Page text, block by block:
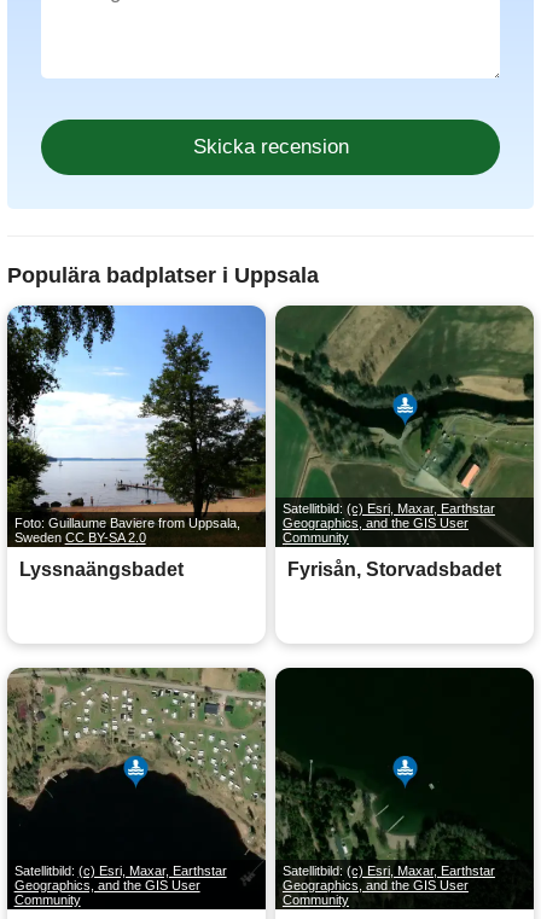
Populära badplatser i Uppsala
Foto: Guillaume Baviere from Uppsala,
Sweden CC BY-SA 2.0
Lyssnaängsbadet
Satellitbild: (c) Esri, Maxar, Earthstar
Geographics, and the GIS User
Community
Fyrisån, Storvadsbadet
Satellitbild: (c) Esri, Maxar, Earthstar
Geographics, and the GIS User
Community
Satellitbild: (c) Esri, Maxar, Earthstar
Geographics, and the GIS User
Community